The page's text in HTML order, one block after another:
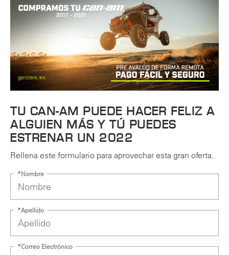
TU CAN-AM PUEDE HACER FELIZ A
ALGUIEN MÁS Y TÚ PUEDES
ESTRENAR UN 2022
Rellena este formulario para aprovechar esta gran oferta.
*Nombre
*Apellido
*Correo Electrónico